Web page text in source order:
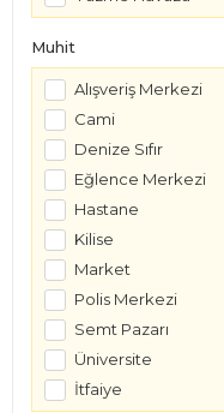
Muhit
Alışveriş Merkezi
Cami
Denize Sıfır
Eğlence Merkezi
Hastane
Kilise
Market
Polis Merkezi
Semt Pazarı
Üniversite
İtfaiye